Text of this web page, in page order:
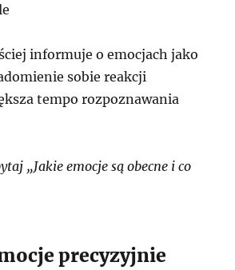
informuje o emocjach jako
sobie reakcji
tempo rozpoznawania
„Jakie emocje są obecne i co
precyzyjnie